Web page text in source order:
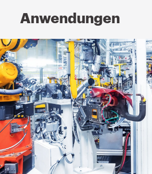
Anwendungen